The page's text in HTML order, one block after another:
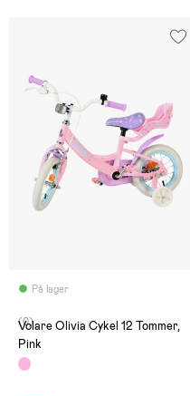
På lager
(0)
Volare Olivia Cykel 12 Tommer,
Pink